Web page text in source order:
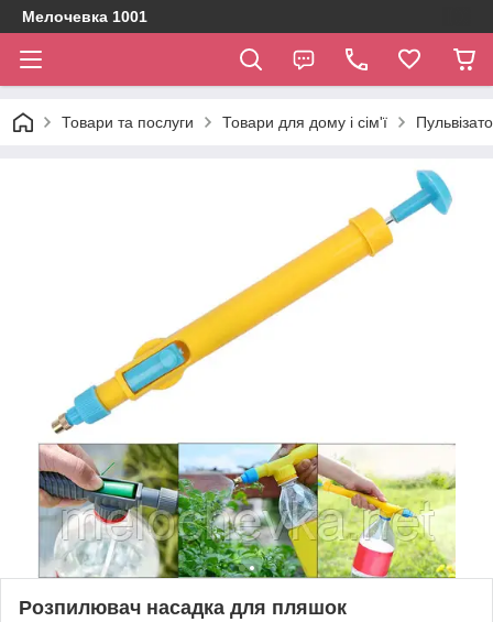
Мелочевка 1001
Товари та послуги Товари для дому і сім'ї
Розпилювач насадка для пляшок